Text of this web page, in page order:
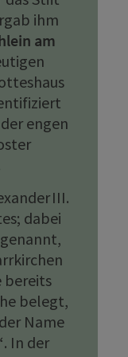
ihm
am
engen
III.
dabei
bereits
belegt,
Name
. In der